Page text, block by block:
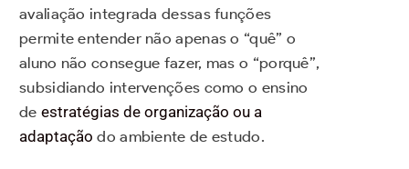
avaliação integrada dessas funções
permite entender não apenas o “quê” o
aluno não consegue fazer, mas o “porquê”,
subsidiando intervenções como o ensino
de estratégias de organização ou a
adaptação do ambiente de estudo.